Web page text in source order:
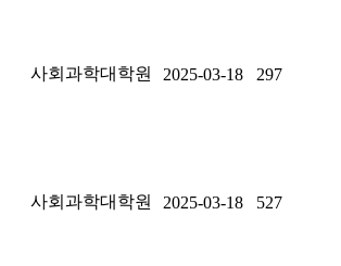
사회과학대학원 2025-03-18 297
사회과학대학원 2025-03-18 527